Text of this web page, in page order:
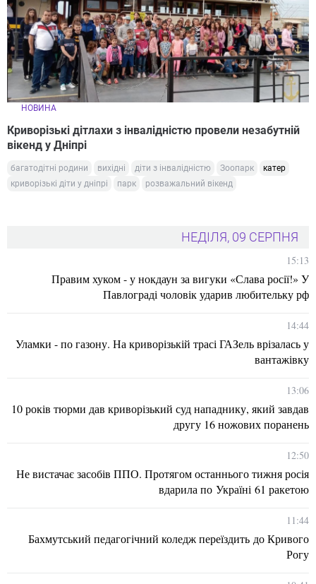
НОВИНА
Криворізькі дітлахи з інвалідністю провели незабутній
вікенд у Дніпрі
багатодітні родини вихідні діти з інвалідністю Зоопарк
катер
криворізькі діти у дніпрі
парк розважальний вікенд
НЕДІЛЯ, 09 СЕРПНЯ
15:13
Правим хуком - у нокдаун за вигуки «Слава росії!» У
Павлограді чоловік ударив любительку рф
14:44
Уламки - по газону. На криворізькій трасі ГАЗель врізалась у
вантажівку
13:06
10 років тюрми дав криворізький суд нападнику, який завдав
другу 16 ножових поранень
12:50
Не вистачає засобів ППО. Протягом останнього тижня росія
вдарила по Україні 61 ракетою
11:44
Бахмутський педагогічний коледж переїздить до Кривого
Рогу